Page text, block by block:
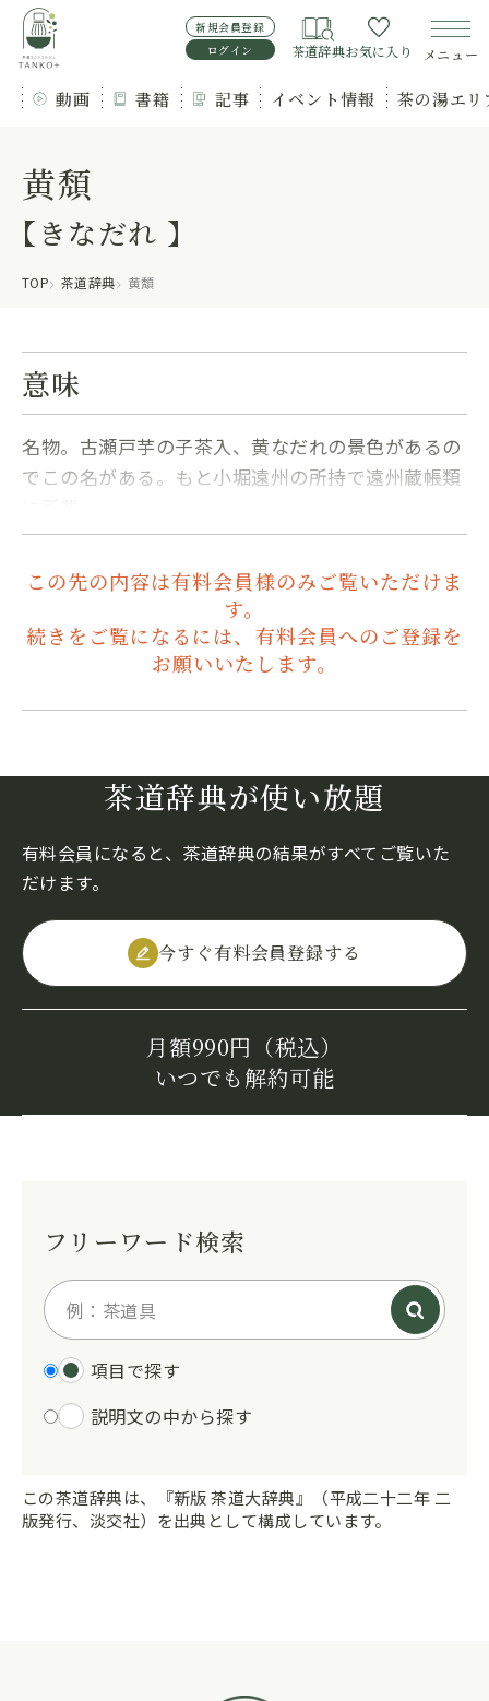
新規会員登録
ログイン
茶道辞典お気に入り メニュー
動画 書籍 記事 イベント情報 茶の湯エ
黄頽
【きなだれ 】
TOP 茶道辞典 黄頽
意味
名物。古瀬戸芋の子茶入、黄なだれの景色があるの
でこの名がある。もと小堀遠州の所持で遠州蔵帳類
この先の内容は有料会員様のみご覧いただけま
す。
続きをご覧になるには、有料会員へのご登録を
お願いいたします。
茶道辞典が使い放題
有料会員になると、茶道辞典の結果がすべてご覧いた
だけます。
今すぐ有料会員登録する
月額990円（税込）
いつでも解約可能
フリーワード検索
項目で探す
説明文の中から探す
この茶道辞典は、『新版 茶道大辞典』（平成二十二年 二
版発行、淡交社）を出典として構成しています。